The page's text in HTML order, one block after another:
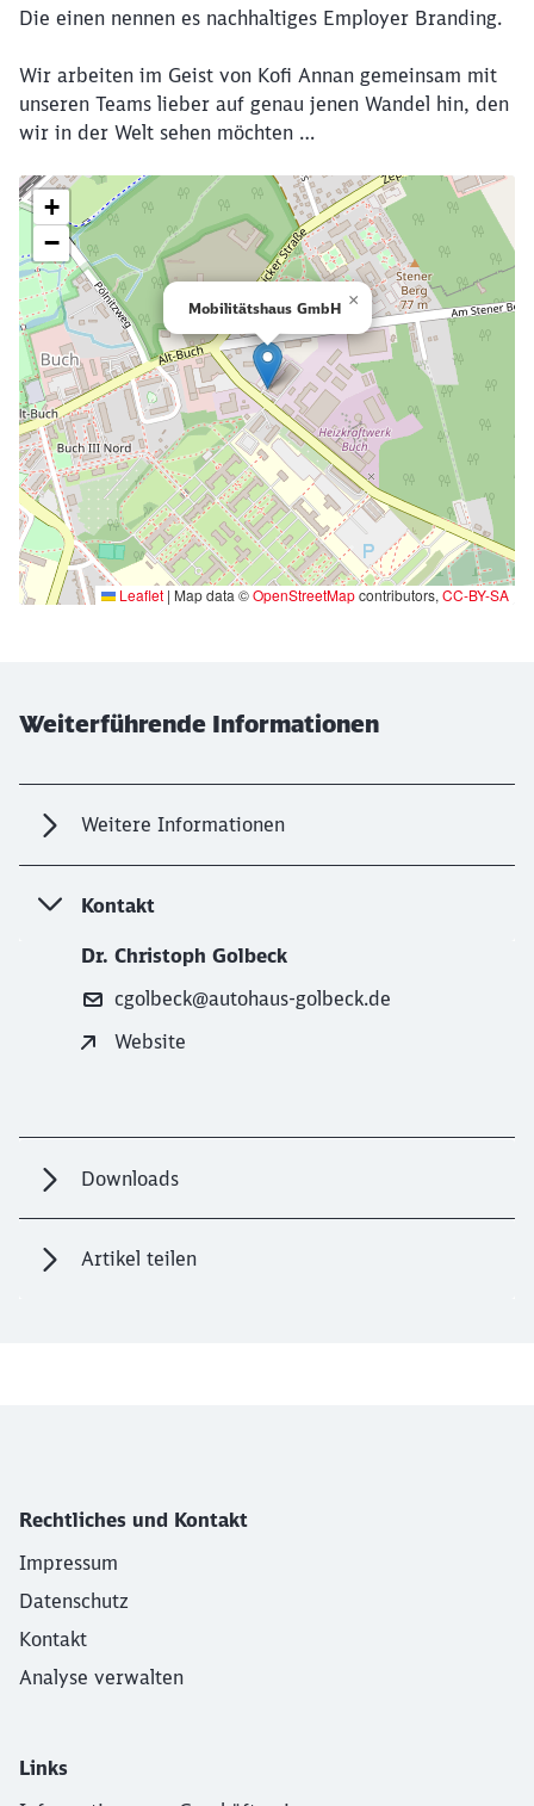
Die einen nennen es nachhaltiges Employer Branding.
Wir arbeiten im Geist von Kofi Annan gemeinsam mit
unseren Teams lieber auf genau jenen Wandel hin, den
wir in der Welt sehen möchten …
Klicken, um die folgende Karte zu überspringen
Mobilitätshaus GmbH ×
+
−
Leaflet | Map data ©OpenStreetMapcontributors, CC-BY-SA
Weiterführende Informationen
Weitere Informationen
Kontakt
Dr. Christoph Golbeck
cgolbeck@autohaus-golbeck.de
Website
Downloads
Artikel teilen
Rechtliches und Kontakt
Impressum
Datenschutz
Kontakt
Analyse verwalten
Links